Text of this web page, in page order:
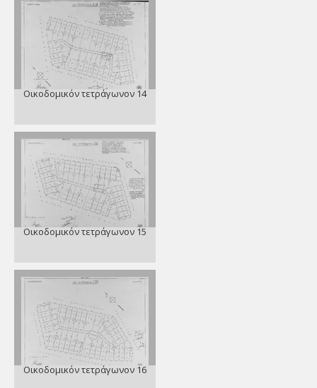
Οικοδομικόν τετράγωνον 14
Οικοδομικόν τετράγωνον 15
Οικοδομικόν τετράγωνον 16